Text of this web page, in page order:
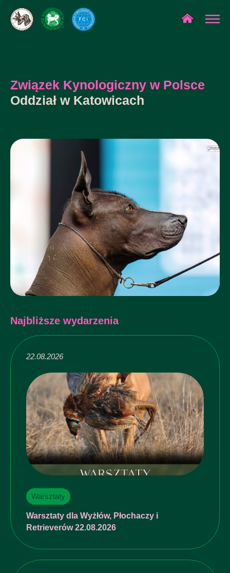
Związek Kynologiczny w Polsce
Oddział w Katowicach
Najbliższe wydarzenia
22.08.2026
Warsztaty
Warsztaty dla Wyżłów, Płochaczy i
Retrieverów 22.08.2026